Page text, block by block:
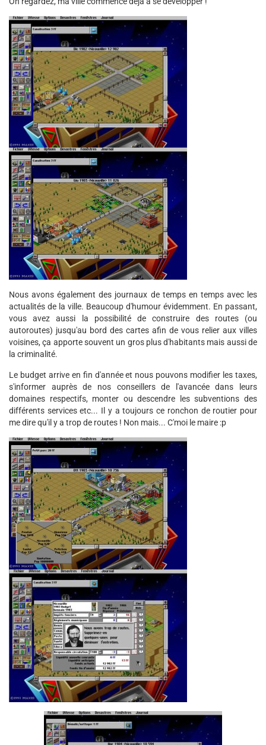
Nous avons également des journaux de temps en temps avec les
actualités de la ville. Beaucoup d'humour évidemment. En passant,
vous avez aussi la possibilité de construire des routes (ou
autoroutes) jusqu'au bord des cartes afin de vous relier aux villes
voisines, ça apporte souvent un gros plus d'habitants mais aussi de
la criminalité.
Le budget arrive en fin d'année et nous pouvons modifier les taxes,
s'informer auprès de nos conseillers de l'avancée dans leurs
domaines respectifs, monter ou descendre les subventions des
différents services etc... Il y a toujours ce ronchon de routier pour
me dire qu'il y a trop de routes ! Non mais... C'moi le maire :p